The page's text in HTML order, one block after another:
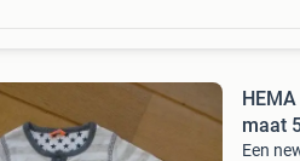
maat
Een